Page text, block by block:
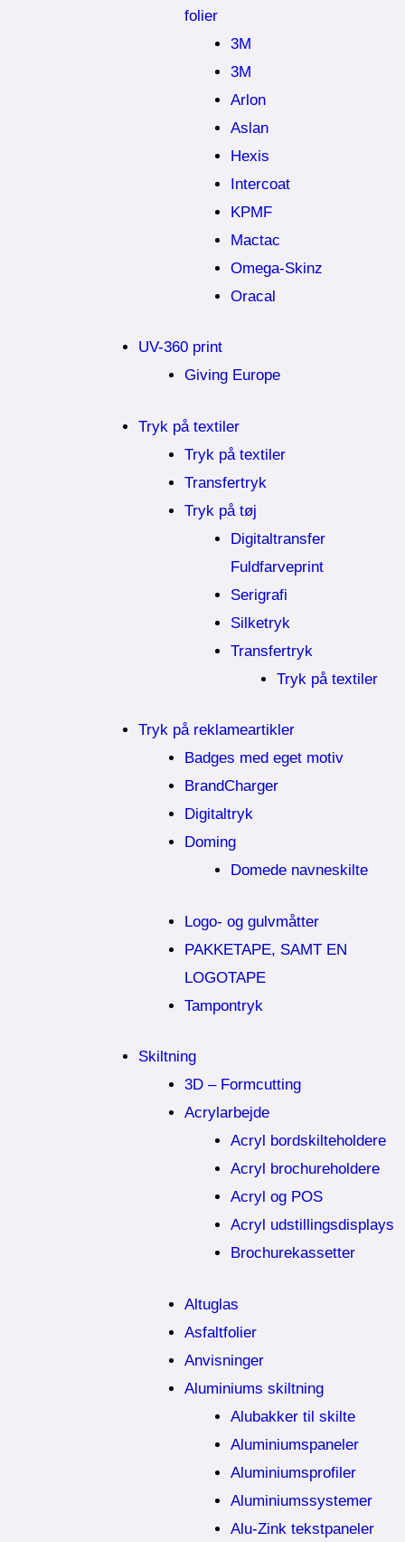
folier
3M
3M
Arlon
Aslan
Hexis
Intercoat
KPMF
Mactac
Omega-Skinz
Oracal
UV-360 print
Giving Europe
Tryk på textiler
Tryk på textiler
Transfertryk
Tryk på tøj
Digitaltransfer
Fuldfarveprint
Serigrafi
Silketryk
Transfertryk
Tryk på textiler
Tryk på reklameartikler
Badges med eget motiv
BrandCharger
Digitaltryk
Doming
Domede navneskilte
Logo- og gulvmåtter
PAKKETAPE, SAMT EN
LOGOTAPE
Tampontryk
Skiltning
3D – Formcutting
Acrylarbejde
Acryl bordskilteholdere
Acryl brochureholdere
Acryl og POS
Acryl udstillingsdisplays
Brochurekassetter
Altuglas
Asfaltfolier
Anvisninger
Aluminiums skiltning
Alubakker til skilte
Aluminiumspaneler
Aluminiumsprofiler
Aluminiumssystemer
Alu-Zink tekstpaneler